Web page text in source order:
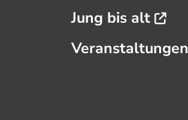
Jung bis alt
Veranstaltungen